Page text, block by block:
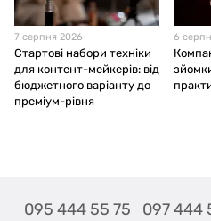
7 серпня 2026
Стартові набори техніки
для контент-мейкерів: від
бюджетного варіанту до
преміум-рівня
6
095 444 55 75 097 444